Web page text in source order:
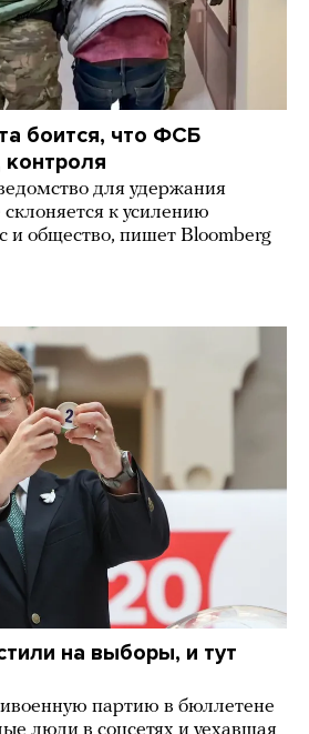
боится, что ФСБ
для удержания
к усилению
и общество, пишет Bloomberg
на выборы, и тут
партию в бюллетене
люди в соцсетях и уехавшая